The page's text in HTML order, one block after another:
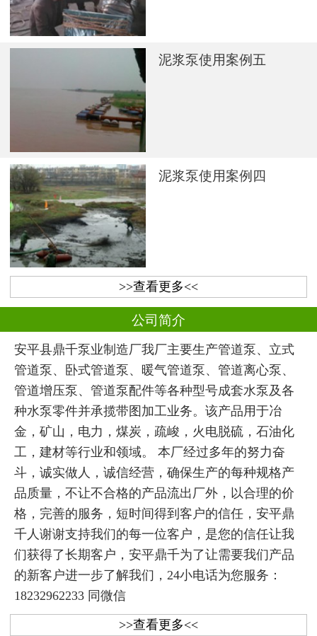
泥浆泵使用案例五
泥浆泵使用案例四
>>查看更多<<
公司简介
安平县鼎千泵业制造厂我厂主要生产管道泵、立式
管道泵、卧式管道泵、暖气管道泵、管道离心泵、
管道增压泵、管道泵配件等各种型号成套水泵及各
种水泵零件并承揽带图加工业务。该产品用于冶
金，矿山，电力，煤炭，疏峻，火电脱硫，石油化
工，建材等行业和领域。 本厂经过多年的努力奋
斗，诚实做人，诚信经营，确保生产的每种规格产
品质量，不让不合格的产品流出厂外，以合理的价
格，完善的服务，短时间得到客户的信任，安平鼎
千人谢谢支持我们的每一位客户，是您的信任让我
们获得了长期客户，安平鼎千为了让需要我们产品
的新客户进一步了解我们，24小电话为您服务：
18232962233 同微信
>>查看更多<<